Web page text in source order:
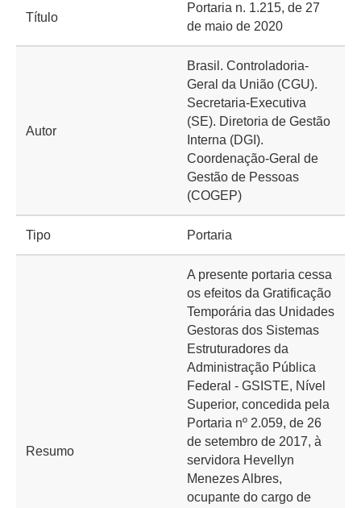
Título
Portaria n. 1.215, de 27
de maio de 2020
Autor
Brasil. Controladoria-
Geral da União (CGU).
Secretaria-Executiva
(SE). Diretoria de Gestão
Interna (DGI).
Coordenação-Geral de
Gestão de Pessoas
(COGEP)
Tipo Portaria
Resumo
A presente portaria cessa
os efeitos da Gratificação
Temporária das Unidades
Gestoras dos Sistemas
Estruturadores da
Administração Pública
Federal - GSISTE, Nível
Superior, concedida pela
Portaria nº 2.059, de 26
de setembro de 2017, à
servidora Hevellyn
Menezes Albres,
ocupante do cargo de